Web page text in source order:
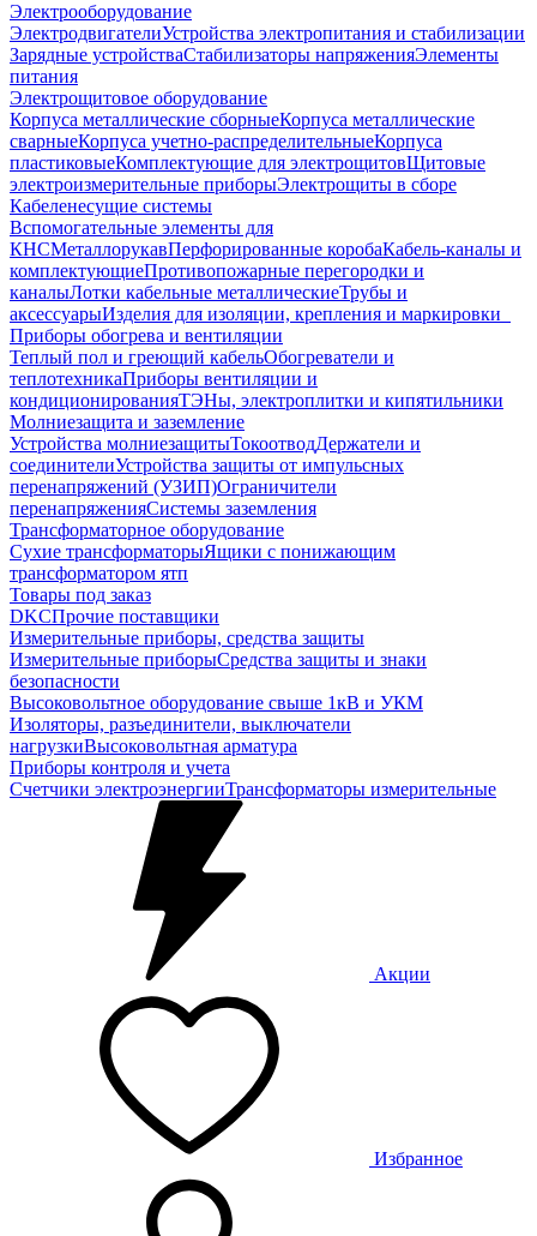
Электрооборудование
ЭлектродвигателиУстройства электропитания и стабилизации
Зарядные устройстваСтабилизаторы напряженияЭлементы
питания
Электрощитовое оборудование
Корпуса металлические сборныеКорпуса металлические
сварныеКорпуса учетно-распределительныеКорпуса
пластиковыеКомплектующие для электрощитовЩитовые
электроизмерительные приборыЭлектрощиты в сборе
Кабеленесущие системы
Вспомогательные элементы для
КНСМеталлорукавПерфорированные коробаКабель-каналы и
комплектующиеПротивопожарные перегородки и
каналыЛотки кабельные металлическиеТрубы и
аксессуарыИзделия для изоляции, крепления и маркировки
Приборы обогрева и вентиляции
Теплый пол и греющий кабельОбогреватели и
теплотехникаПриборы вентиляции и
кондиционированияТЭНы, электроплитки и кипятильники
Молниезащита и заземление
Устройства молниезащитыТокоотводДержатели и
соединителиУстройства защиты от импульсных
перенапряжений (УЗИП)Ограничители
перенапряженияСистемы заземления
Трансформаторное оборудование
Сухие трансформаторыЯщики с понижающим
трансформатором ятп
Товары под заказ
DKCПрочие поставщики
Измерительные приборы, средства защиты
Измерительные приборыСредства защиты и знаки
безопасности
Высоковольтное оборудование свыше 1кВ и УКМ
Изоляторы, разъединители, выключатели
нагрузкиВысоковольтная арматура
Приборы контроля и учета
Счетчики электроэнергииТрансформаторы измерительные
Акции
Избранное